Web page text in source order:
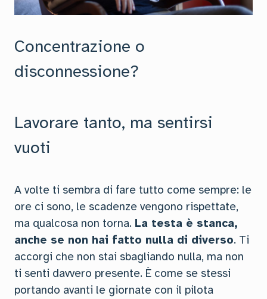
Concentrazione o
disconnessione?
Lavorare tanto, ma sentirsi
vuoti
A volte ti sembra di fare tutto come sempre: le
ore ci sono, le scadenze vengono rispettate,
ma qualcosa non torna. La testa è stanca,
anche se non hai fatto nulla di diverso. Ti
accorgi che non stai sbagliando nulla, ma non
ti senti davvero presente. È come se stessi
portando avanti le giornate con il pilota